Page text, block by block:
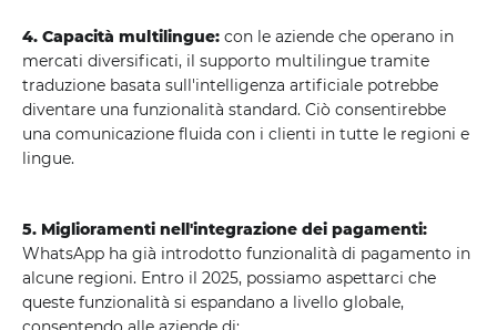
4. Capacità multilingue: con le aziende che operano in
mercati diversificati, il supporto multilingue tramite
traduzione basata sull'intelligenza artificiale potrebbe
diventare una funzionalità standard. Ciò consentirebbe
una comunicazione fluida con i clienti in tutte le regioni e
lingue.
5. Miglioramenti nell'integrazione dei pagamenti:
WhatsApp ha già introdotto funzionalità di pagamento in
alcune regioni. Entro il 2025, possiamo aspettarci che
queste funzionalità si espandano a livello globale,